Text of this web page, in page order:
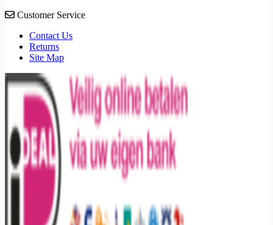
Customer Service
Contact Us
Returns
Site Map